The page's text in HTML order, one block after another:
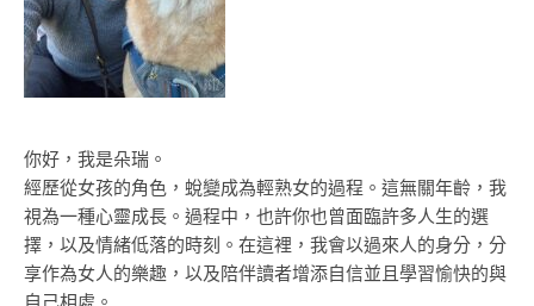
你好，我是朵瑞。
經歷從女孩的角色，蛻變成為輕熟女的過程。這無關年齡，我
視為一種心靈成長。過程中，也許你也曾面臨許多人生的選
擇，以及情緒低落的時刻。在這裡，我會以過來人的身分，分
享作為女人的樂趣，以及陪伴讀者增添自信並且學習愉快的與